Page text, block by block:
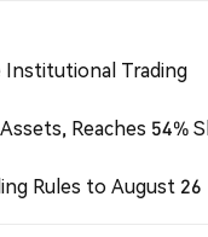
Institutional Trading
Reaches 54%
Rules to August 26